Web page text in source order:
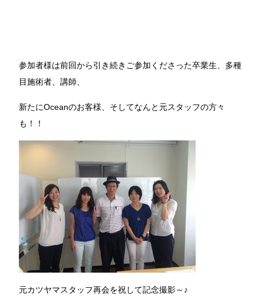
参加者様は前回から引き続きご参加くださった卒業生、多種
目施術者、講師、
新たにOceanのお客様、そしてなんと元スタッフの方々
も！！
元カツヤマスタッフ再会を祝して記念撮影～♪